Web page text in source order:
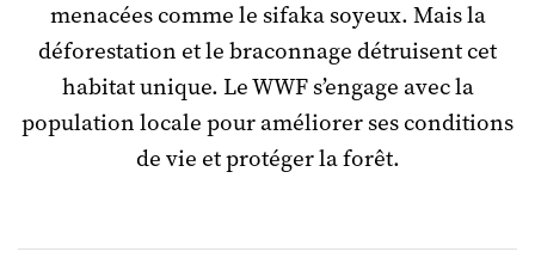
menacées comme le sifaka soyeux. Mais la
déforestation et le braconnage détruisent cet
habitat unique. Le WWF s’engage avec la
population locale pour améliorer ses conditions
de vie et protéger la forêt.